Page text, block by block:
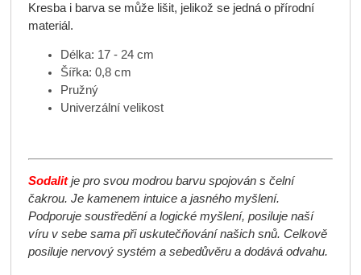
Kresba i barva se může lišit, jelikož se jedná o přírodní
materiál.
Délka: 17 - 24 cm
Šířka: 0,8 cm
Pružný
Univerzální velikost
Sodalitje pro svou modrou barvu spojován s čelní
čakrou. Je kamenem intuice a jasného myšlení.
Podporuje soustředění a logické myšlení, posiluje naší
víru v sebe sama při uskutečňování našich snů. Celkově
posiluje nervový systém a sebedůvěru a dodává odvahu.